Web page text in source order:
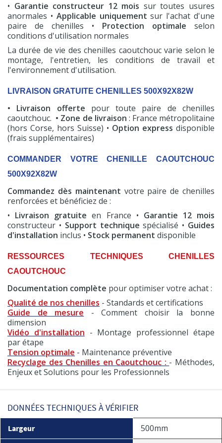
• Garantie constructeur 12 mois sur toutes usures
anormales • Applicable uniquement sur l'achat d'une
paire de chenilles • Protection optimale selon
conditions d'utilisation normales
La durée de vie des chenilles caoutchouc varie selon le
montage, l'entretien, les conditions de travail et
l'environnement d'utilisation.
LIVRAISON GRATUITE CHENILLES 500X92X82W
• Livraison offerte pour toute paire de chenilles
caoutchouc. • Zone de livraison : France métropolitaine
(hors Corse, hors Suisse) • Option express disponible
(frais supplémentaires)
COMMANDER VOTRE CHENILLE CAOUTCHOUC
500X92X82W
Commandez dès maintenant votre paire de chenilles
renforcées et bénéficiez de :
• Livraison gratuite en France • Garantie 12 mois
constructeur • Support technique spécialisé • Guides
d'installation inclus • Stock permanent disponible
RESSOURCES TECHNIQUES CHENILLES
CAOUTCHOUC
Documentation complète pour optimiser votre achat :
Qualité de nos chenilles - Standards et certifications
Guide de mesure - Comment choisir la bonne
dimension
Vidéo d'installation - Montage professionnel étape
par étape
Tension optimale - Maintenance préventive
Recyclage des Chenilles en Caoutchouc : - Méthodes,
Enjeux et Solutions pour les Professionnels
DONNÉES TECHNIQUES À VÉRIFIER
Largeur 500mm